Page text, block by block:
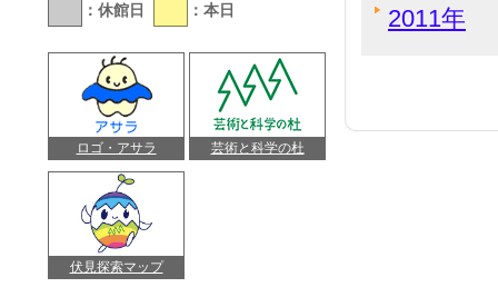
2011年
：休館日 ：本日
ロゴ・アサラ 芸術と科学の杜
伏見探索マップ